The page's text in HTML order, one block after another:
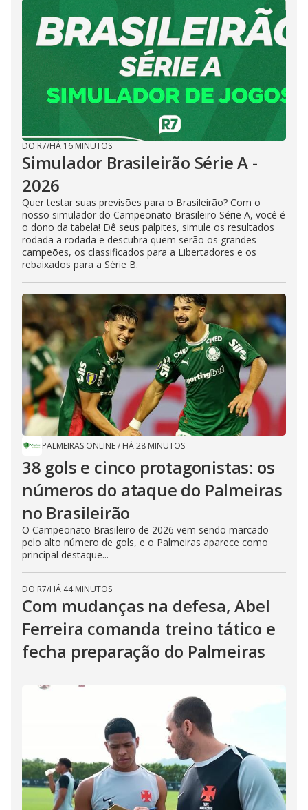
DO R7/HÁ 16 MINUTOS
Simulador Brasileirão Série A -
2026
Quer testar suas previsões para o Brasileirão? Com o
nosso simulador do Campeonato Brasileiro Série A, você é
o dono da tabela! Dê seus palpites, simule os resultados
rodada a rodada e descubra quem serão os grandes
campeões, os classificados para a Libertadores e os
rebaixados para a Série B.
PALMEIRAS ONLINE/ HÁ 28 MINUTOS
38 gols e cinco protagonistas: os
números do ataque do Palmeiras
no Brasileirão
O Campeonato Brasileiro de 2026 vem sendo marcado
pelo alto número de gols, e o Palmeiras aparece como
principal destaque...
DO R7/HÁ 44 MINUTOS
Com mudanças na defesa, Abel
Ferreira comanda treino tático e
fecha preparação do Palmeiras